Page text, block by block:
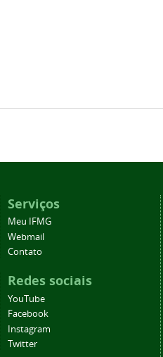
Serviços
Meu IFMG
Webmail
Contato
Redes sociais
YouTube
Facebook
Instagram
Twitter